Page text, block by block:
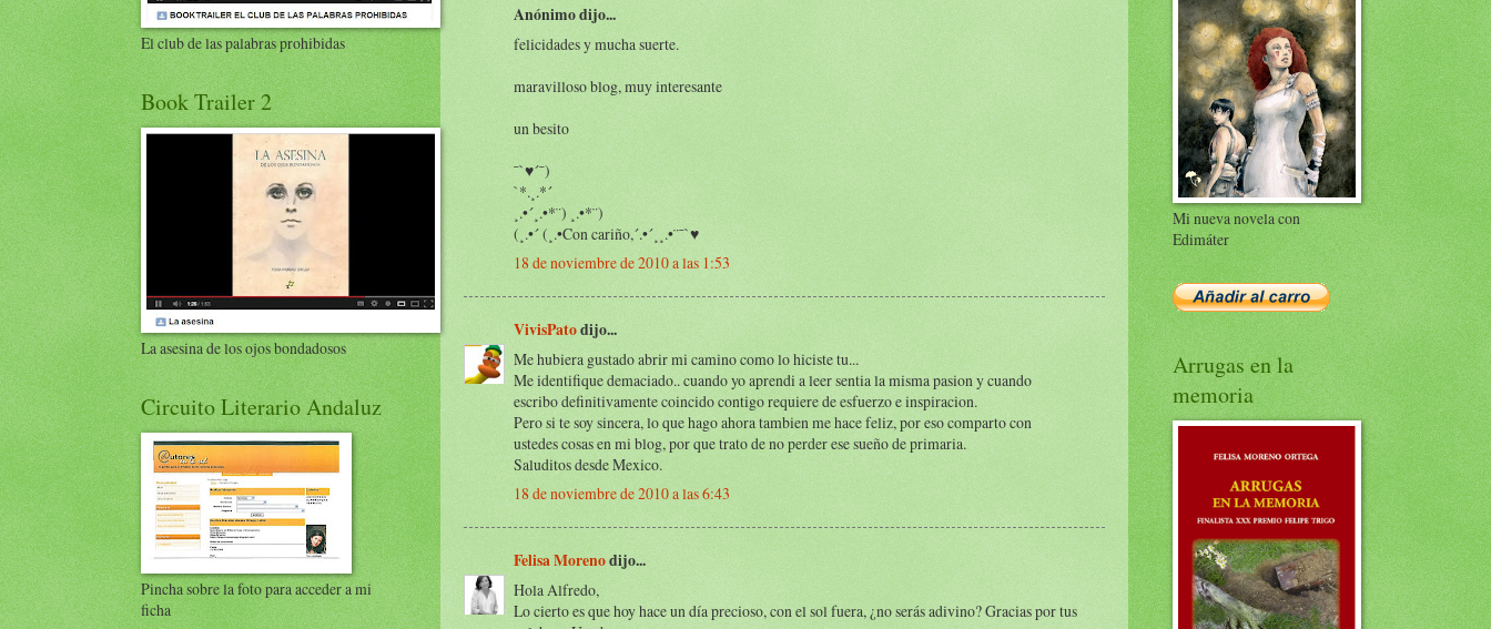
Anónimo dijo...
felicidades y mucha suerte.
maravilloso blog, muy interesante
un besito
¯`♥´¯)
`*.¸.*´
¸.•´¸.•*¨) ¸.•*¨)
(¸.•´ (¸.•Con cariño,´.•´¸¸.•¨¯`♥
18 de noviembre de 2010 a las 1:53
VivisPatodijo...
Me hubiera gustado abrir mi camino como lo hiciste tu...
Me identifique demaciado.. cuando yo aprendi a leer sentia la misma pasion y cuando
escribo definitivamente coincido contigo requiere de esfuerzo e inspiracion.
Pero si te soy sincera, lo que hago ahora tambien me hace feliz, por eso comparto con
ustedes cosas en mi blog, por que trato de no perder ese sueño de primaria.
Saluditos desde Mexico.
18 de noviembre de 2010 a las 6:43
Felisa Morenodijo...
Hola Alfredo,
Lo cierto es que hoy hace un día precioso, con el sol fuera, ¿no serás adivino? Gracias por tus
El club de las palabras prohibidas
Book Trailer 2
La asesina de los ojos bondadosos
Circuito Literario Andaluz
Pincha sobre la foto para acceder a mi
ficha
Mi nueva novela con
Edimáter
Arrugas en la
memoria